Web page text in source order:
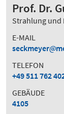
Prof. Dr.
Strahlung
E-MAIL
seckmeyer
TELEFON
+49 511 762
GEBÄUDE
4105